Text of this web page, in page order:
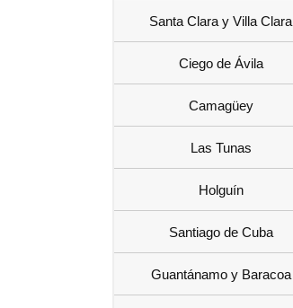
Santa Clara y Villa Clara
Ciego de Ávila
Camagüey
Las Tunas
Holguín
Santiago de Cuba
Guantánamo y Baracoa